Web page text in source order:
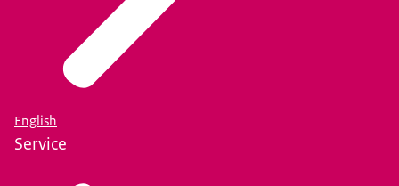
English
Service